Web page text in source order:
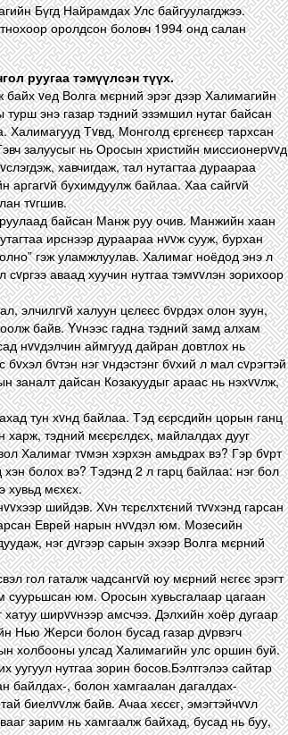
Бүгд Найрамдах Улс байгуулагджээ.
оролдсон боловч 1994 онд салан
руугаа тэмүүлсэн түүх.
vед Волга мєрний эрэг дээр Халимагийн
энэ газар тэдний эзэмшил нутаг байсан
Халимагууд Тvвд, Монголд єргєнєєр тархсан
залуусыг нь Оросын христийн миссионерvvд
хавчигдаж, тал нутагтаа дураараа
аргагvй бухимдуулж байлаа. Хаа сайгvй
тvгшив.
байсан Манж руу очив. Манжийн хаан
ирснээр дураараа нvvж сууж, бурхан
гэж уламжлуулав. Халимаг ноёдод энэ л
аваад хуучин нутгаа тэмvvлэн зорихоор
элчилгvй халуун цєлєєс бvрдэх олон зуун,
байв. Yvнээс гадна тэдний замд алхам
нvvдэлчин аймгууд дайран довтлох нь
бvтэн нэг vндэстэнг бvхий л мал сvрэгтэй
заналт дайсан Козакуудыг араас нь нэхvvлж,
тун хvнд байлаа. Тэд єєрсдийн цорын ганц
харж, тэдний мєєрєлдєх, майлалдах дууг
Халимаг тvмэн хэрхэн амьдрах вэ? Гэр бvрт
болох вэ? Тэдэнд 2 л гарц байлаа: нэг бол
хувьд мєхєх.
шийдэв. Хvн тєрєлхтєний тvvхэнд гарсан
Еврей нарын нvvдэл юм. Мозесийн
нэг дvгээр сарын эхээр Волга мєрний
гол гаталж чадсангvй юу мєрний нєгєє эрэгт
суурьшсан юм. Оросын хувьсгалаар цагаан
ширvvнээр амсчээ. Дэлхийн хоёр дугаар
Нью Жерси болон бусад газар дvрвэгч
холбооны улсад Халимагийн улс оршин буй.
нутгаа зорин босов.Бэлтгэлээ сайтар
байлдах-, болон хамгаалан дагалдах-
биелvvлж байв. Ачаа хєсєг, эмэгтэйчvvл
зарим нь хамгаалж байхад, бусад нь буу,